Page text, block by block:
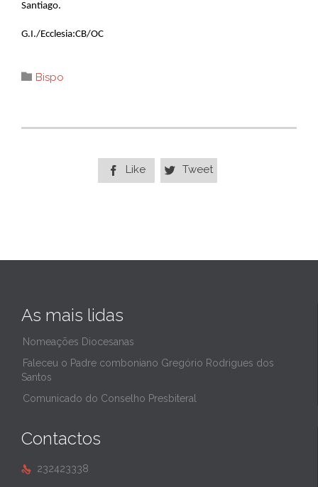
Santiago.
G.I./Ecclesia:CB/OC
 Category
Bispo
 Like  Tweet
As mais lidas
Nomeações Diocesanas
Faleceu o Padre comboniano Gregório Rodrigues dos
Santos
Comunicado do Conselho Presbiteral
Contactos
 232423338